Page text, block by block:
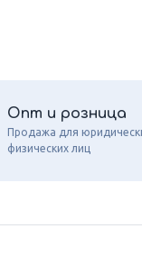
Опт и розница
Продажа для
физических лиц